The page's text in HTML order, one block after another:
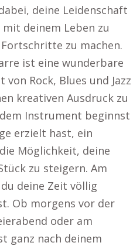
deine Leidenschaft
deinem Leben zu
zu machen.
ist eine wunderbare
Rock, Blues und Jazz
kreativen Ausdruck zu
Instrument beginnst
erzielt hast, ein
Möglichkeit, deine
zu steigern. Am
deine Zeit völlig
Ob morgens vor der
oder am
ganz nach deinem